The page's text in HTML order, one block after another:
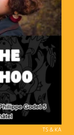
TS & KA